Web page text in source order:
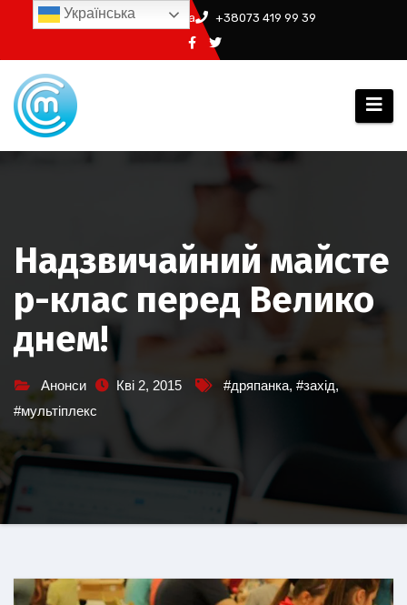
Перейти
вмісту
info@ssm.in.ua +38073 419 99 39
Надзвичайний майсте
р-клас перед Велико
днем!
Анонси Кві 2, 2015 #дряпанка, #захід,
#мультіплекс
Українська